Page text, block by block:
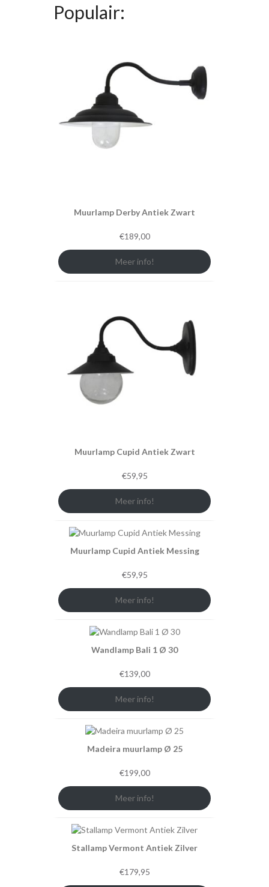
Populair:
Muurlamp Derby Antiek Zwart
€189,00
Meer info!
Muurlamp Cupid Antiek Zwart
€59,95
Meer info!
Muurlamp Cupid Antiek Messing
€59,95
Meer info!
Wandlamp Bali 1 Ø 30
€139,00
Meer info!
Madeira muurlamp Ø 25
€199,00
Meer info!
Stallamp Vermont Antiek Zilver
€179,95